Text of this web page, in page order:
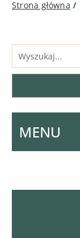
Strona główna /
MENU